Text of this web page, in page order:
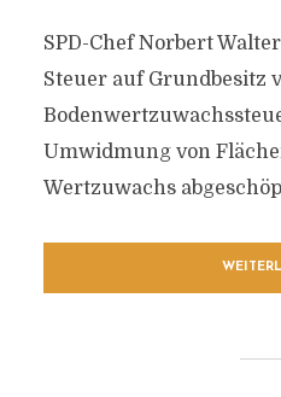
SPD-Chef Norbert
Steuer auf Grundbesitz
Umwidmung von
Wertzuwachs